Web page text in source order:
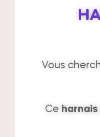
Vous
Ce